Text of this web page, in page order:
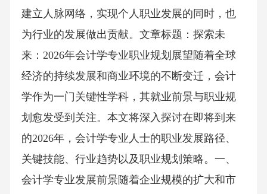
建立人脉网络，实现个人职业发展的同时，也
为行业的发展做出贡献。文章标题：探索未
来：2026年会计学专业职业规划展望随着全球
经济的持续发展和商业环境的不断变迁，会计
学作为一门关键性学科，其就业前景与职业规
划愈发受到关注。本文将深入探讨在即将到来
的2026年，会计学专业人士的职业发展路径、
关键技能、行业趋势以及职业规划策略。一、
会计学专业发展前景随着企业规模的扩大和市